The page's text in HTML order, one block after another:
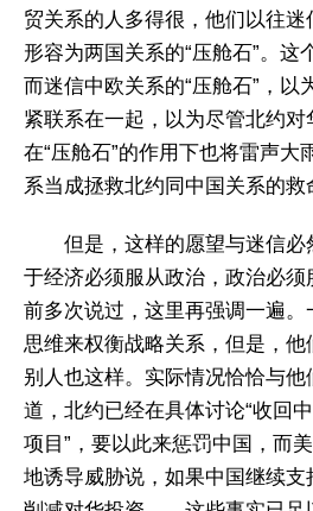
贸关系的人多得很，他们以往
形容为两国关系的“压舱石”。这
而迷信中欧关系的“压舱石”，以
紧联系在一起，以为尽管北约
在“压舱石”的作用下也将雷声大
系当成拯救北约同中国关系的救
但是，这样的愿望与迷信
于经济必须服从政治，政治必须
前多次说过，这里再强调一遍。
思维来权衡战略关系，但是，
别人也这样。实际情况恰恰与
道，北约已经在具体讨论“收回
项目”，要以此来惩罚中国，而
地诱导威胁说，如果中国继续